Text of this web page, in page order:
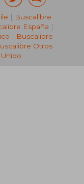
| Buscalibre
España |
| Buscalibre
Otros